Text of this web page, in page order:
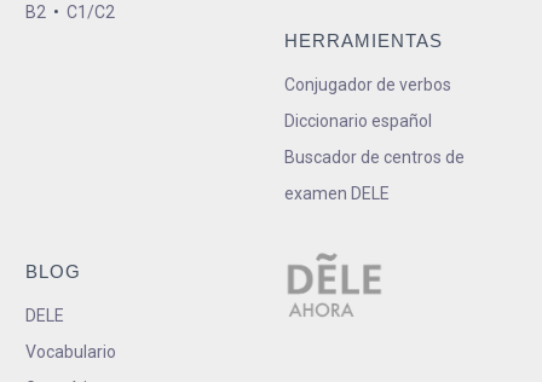
B2 • C1/C2
HERRAMIENTAS
Conjugador de verbos
Diccionario español
Buscador de centros de
examen DELE
BLOG
DELE
Vocabulario